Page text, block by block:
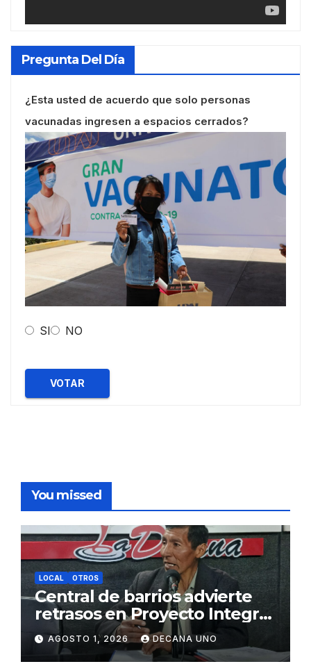
Pregunta Del Día
¿Esta usted de acuerdo que solo personas
vacunadas ingresen a espacios cerrados?
SI NO
VOTAR
You missed
LOCAL OTROS
Central de barrios advierte
retrasos en Proyecto Integral
de Agua y Alcantarillado para
Juliaca
AGOSTO 1, 2026 DECANA UNO